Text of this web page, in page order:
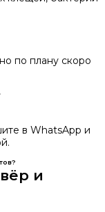
по плану скоро
в WhatsApp и
и